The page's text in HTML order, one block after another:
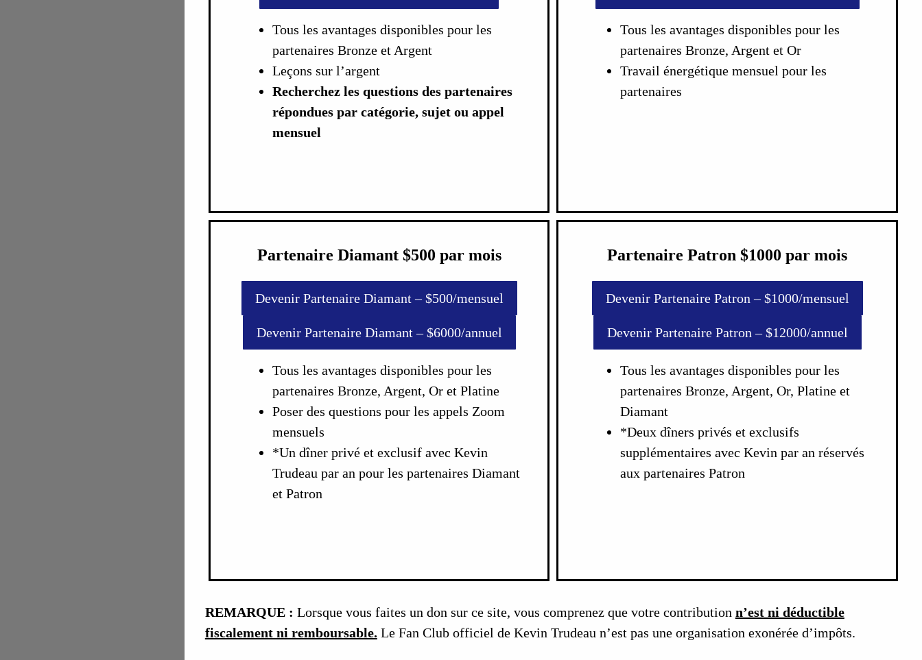
Tous les avantages disponibles pour les
partenaires Bronze et Argent
Leçons sur l’argent
Recherchez les questions des partenaires
répondues par catégorie, sujet ou appel
mensuel
Tous les avantages disponibles pour les
partenaires Bronze, Argent et Or
Travail énergétique mensuel pour les
partenaires
Partenaire Diamant $500 par mois
Devenir Partenaire Diamant – $500/mensuel
Devenir Partenaire Diamant – $6000/annuel
Tous les avantages disponibles pour les
partenaires Bronze, Argent, Or et Platine
Poser des questions pour les appels Zoom
mensuels
*Un dîner privé et exclusif avec Kevin
Trudeau par an pour les partenaires Diamant
et Patron
Partenaire Patron $1000 par mois
Devenir Partenaire Patron – $1000/mensuel
Devenir Partenaire Patron – $12000/annuel
Tous les avantages disponibles pour les
partenaires Bronze, Argent, Or, Platine et
Diamant
*Deux dîners privés et exclusifs
supplémentaires avec Kevin par an réservés
aux partenaires Patron
REMARQUE : Lorsque vous faites un don sur ce site, vous comprenez que votre contribution n’est ni déductible
fiscalement ni remboursable. Le Fan Club officiel de Kevin Trudeau n’est pas une organisation exonérée d’impôts.